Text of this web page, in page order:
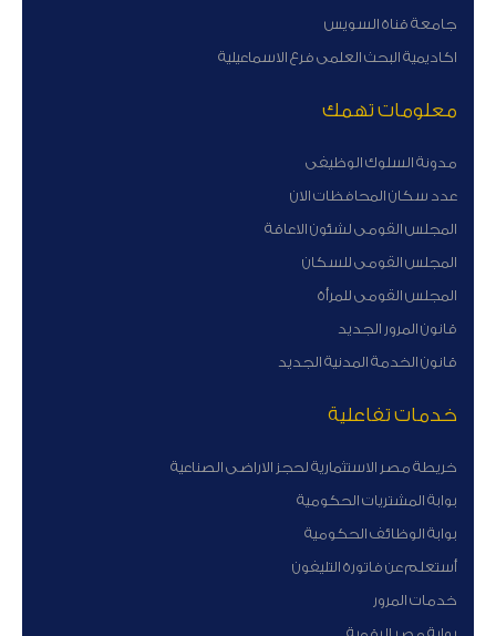
جامعة قناة السويس
اكاديمية البحث العلمى فرع الاسماعيلية
معلومات تهمك
مدونة السلوك الوظيفى
عدد سكان المحافظات الان
المجلس القومى لشئون الاعاقة
المجلس القومى للسكان
المجلس القومى للمرأة
قانون المرور الجديد
قانون الخدمة المدنية الجديد
خدمات تفاعلية
خريطة مصر الاستثمارية لحجز الاراضى الصناعية
بوابة المشتريات الحكومية
بوابة الوظائف الحكومية
أستعلم عن فاتورة التليفون
خدمات المرور